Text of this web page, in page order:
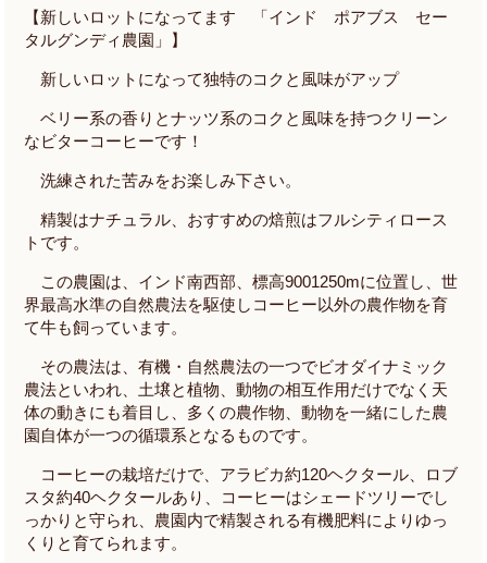
【新しいロットになってます 「インド ポアブス セー
タルグンディ農園」】
新しいロットになって独特のコクと風味がアップ
ベリー系の香りとナッツ系のコクと風味を持つクリーン
なビターコーヒーです！
洗練された苦みをお楽しみ下さい。
精製はナチュラル、おすすめの焙煎はフルシティロース
トです。
この農園は、インド南西部、標高9001250mに位置し、世
界最高水準の自然農法を駆使しコーヒー以外の農作物を育
て牛も飼っています。
その農法は、有機・自然農法の一つでビオダイナミック
農法といわれ、土壌と植物、動物の相互作用だけでなく天
体の動きにも着目し、多くの農作物、動物を一緒にした農
園自体が一つの循環系となるものです。
コーヒーの栽培だけで、アラビカ約120ヘクタール、ロブ
スタ約40ヘクタールあり、コーヒーはシェードツリーでし
っかりと守られ、農園内で精製される有機肥料によりゆっ
くりと育てられます。